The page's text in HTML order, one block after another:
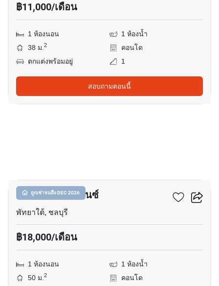
฿11,000/เดือน
1 ห้องนอน
1 ห้องน้ำ
38 ม.2
คอนโด
ตกแต่งพร้อมอยู่
1
สอบถามตอนนี้
ถูกเช่าจนถึง DEC 2026
โนวาน่า เรสซิเดนซ์
พัทยาใต้, ชลบุรี
฿18,000/เดือน
1 ห้องนอน
1 ห้องน้ำ
50 ม.2
คอนโด